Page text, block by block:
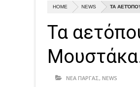
HOME NEWS ΤΑ
Τα
ΝΕΑ ΠΑΡΓΑΣ, NEWS